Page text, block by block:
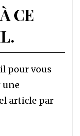
CE
pour vous
une
article par